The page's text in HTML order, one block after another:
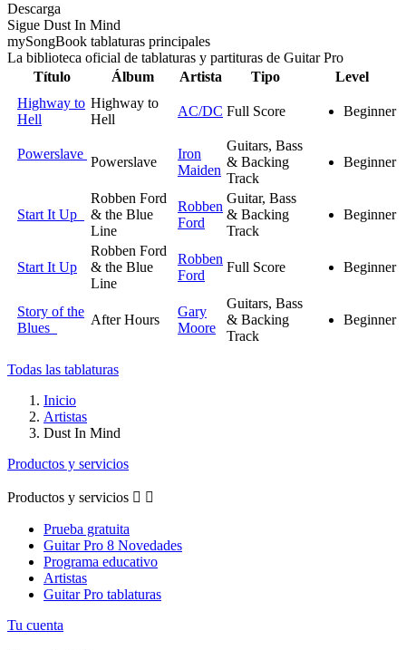
Descarga
Sigue Dust In Mind
mySongBook tablaturas principales
La biblioteca oficial de tablaturas y partituras de Guitar Pro
Título
Álbum Artista Tipo
Level
Highway to
Hell
Highway to
Hell
AC/DC Full Score Beginner
Powerslave
Powerslave
Iron
Maiden
Guitars, Bass
& Backing
Track
Beginner
Start It Up
Robben Ford
& the Blue
Line
Robben
Ford
Guitar, Bass
& Backing
Track
Beginner
Start It Up
Robben Ford
& the Blue
Line
Robben
Ford
Full Score Beginner
Story of the
Blues
After Hours
Gary
Moore
Guitars, Bass
& Backing
Track
Beginner
Todas las tablaturas
Inicio
Artistas
Dust In Mind
Productos y servicios
Productos y servicios  
Prueba gratuita
Guitar Pro 8 Novedades
Programa educativo
Artistas
Guitar Pro tablaturas
Tu cuenta